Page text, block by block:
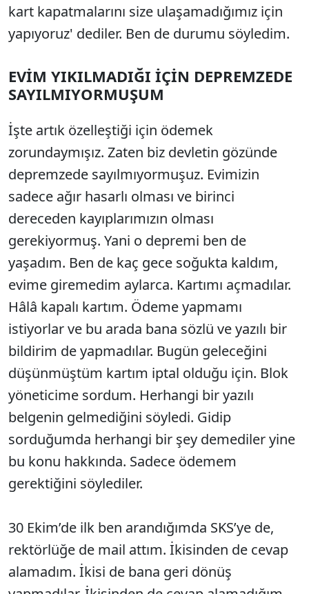
kart kapatmalarını size ulaşamadığımız için
yapıyoruz' dediler. Ben de durumu söyledim.
EVİM YIKILMADIĞI İÇİN DEPREMZEDE
SAYILMIYORMUŞUM
İşte artık özelleştiği için ödemek
zorundaymışız. Zaten biz devletin gözünde
depremzede sayılmıyormuşuz. Evimizin
sadece ağır hasarlı olması ve birinci
dereceden kayıplarımızın olması
gerekiyormuş. Yani o depremi ben de
yaşadım. Ben de kaç gece soğukta kaldım,
evime giremedim aylarca. Kartımı açmadılar.
Hâlâ kapalı kartım. Ödeme yapmamı
istiyorlar ve bu arada bana sözlü ve yazılı bir
bildirim de yapmadılar. Bugün geleceğini
düşünmüştüm kartım iptal olduğu için. Blok
yöneticime sordum. Herhangi bir yazılı
belgenin gelmediğini söyledi. Gidip
sorduğumda herhangi bir şey demediler yine
bu konu hakkında. Sadece ödemem
gerektiğini söylediler.
30 Ekim’de ilk ben arandığımda SKS’ye de,
rektörlüğe de mail attım. İkisinden de cevap
alamadım. İkisi de bana geri dönüş